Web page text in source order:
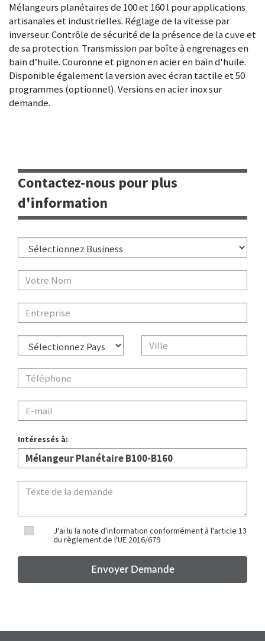
Mélangeurs planétaires de 100 et 160 l pour applications
artisanales et industrielles. Réglage de la vitesse par
inverseur. Contrôle de sécurité de la présence de la cuve et
de sa protection. Transmission par boîte à engrenages en
bain d’huile. Couronne et pignon en acier en bain d'huile.
Disponible également la version avec écran tactile et 50
programmes (optionnel). Versions en acier inox sur
demande.
Contactez-nous pour plus
d'information
Intéressés à:
J'ai lu la note d'information conformément à l'article 13
du règlement de l'UE 2016/679